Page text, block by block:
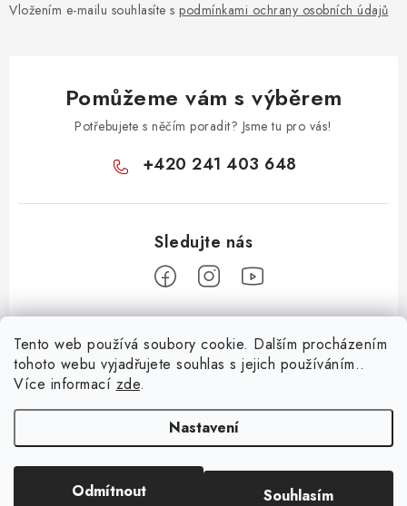
Tento web používá soubory cookie. Dalším procházením
tohoto webu vyjadřujete souhlas s jejich používáním..
Více informací zde.
Nastavení
Odmítnout Souhlasím
Vložením e-mailu souhlasíte s podmínkami ochrany osobních údajů
Pomůžeme vám s výběrem
Potřebujete s něčím poradit? Jsme tu pro vás!
+420 241 403 648
Z
Informace pro vás
BLOG
Copyright 2026Huml Music . Všechna práva vyhrazena.